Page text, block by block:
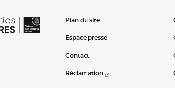
Plan du site
Espace presse
Contact
Réclamation